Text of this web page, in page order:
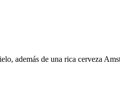
además de una rica cerveza